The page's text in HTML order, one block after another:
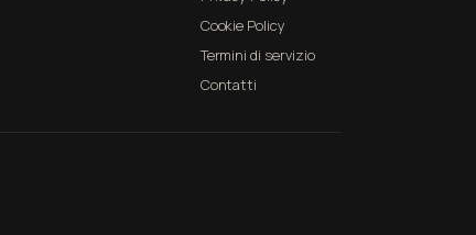
Cookie Policy
Termini di servizio
Contatti